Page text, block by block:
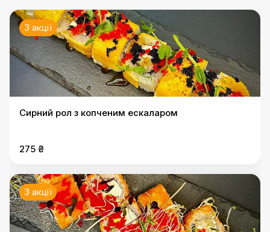
3 акції
Сирний рол з копченим ескаларом
275 ₴
3 акції